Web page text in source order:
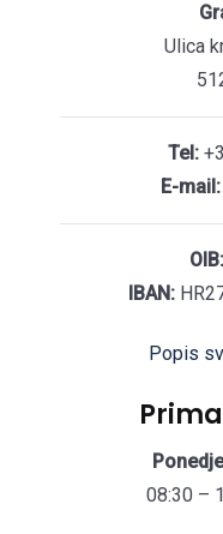
Ulica
Tel:
E-mail:
OIB:
IBAN:
Popis
08:30 –